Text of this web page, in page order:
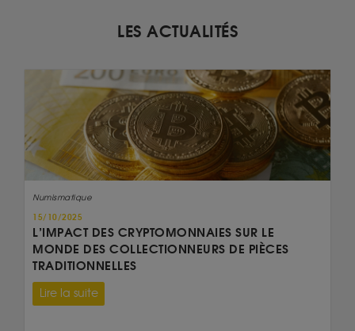
LES ACTUALITÉS
Numismatique
15/10/2025
L’IMPACT DES CRYPTOMONNAIES SUR LE
MONDE DES COLLECTIONNEURS DE PIÈCES
TRADITIONNELLES
Lire la suite